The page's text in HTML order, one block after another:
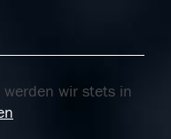
wir stets in